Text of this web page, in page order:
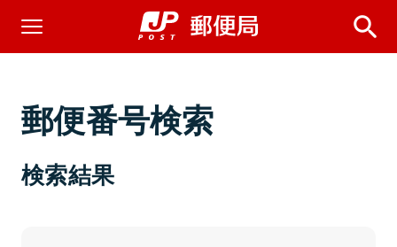
郵便番号検索
検索結果